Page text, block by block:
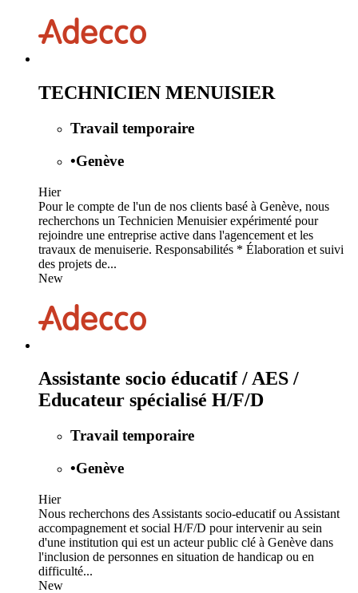
TECHNICIEN MENUISIER
Travail temporaire
•Genève
Hier
Pour le compte de l'un de nos clients basé à Genève, nous
recherchons un Technicien Menuisier expérimenté pour
rejoindre une entreprise active dans l'agencement et les
travaux de menuiserie. Responsabilités * Élaboration et suivi
des projets de...
New
Assistante socio éducatif / AES /
Educateur spécialisé H/F/D
Travail temporaire
•Genève
Hier
Nous recherchons des Assistants socio-educatif ou Assistant
accompagnement et social H/F/D pour intervenir au sein
d'une institution qui est un acteur public clé à Genève dans
l'inclusion de personnes en situation de handicap ou en
difficulté...
New